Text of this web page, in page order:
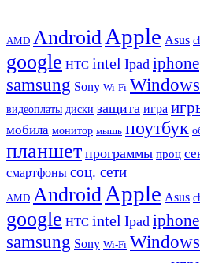
AMD Android Apple Asus
google HTC intel Ipad iphone
samsung Sony Wi-Fi Windows
видеоплаты диски защита игра
мобила монитор мышь ноутбук
планшет программы проц
смартфоны соц. сети
AMD Android Apple Asus
google HTC intel Ipad iphone
samsung Sony Wi-Fi Windows